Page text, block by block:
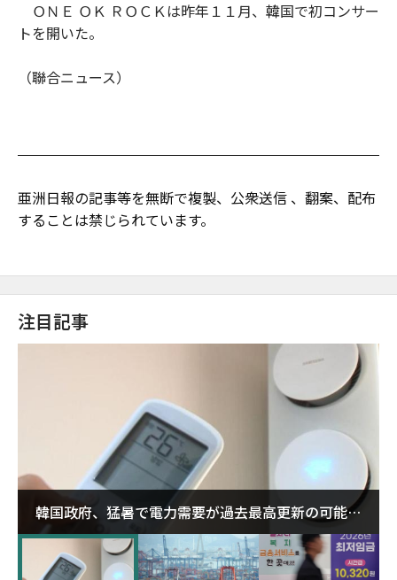
ＯＮＥ ＯＫ ＲＯＣＫは昨年１１月、韓国で初コンサー
トを開いた。
（聯合ニュース）
亜洲日報の記事等を無断で複製、公衆送信 、翻案、配布
することは禁じられています。
注目記事
韓国政府、猛暑で電力需要が過去最高更新の可能性
に需給対応体制を点検